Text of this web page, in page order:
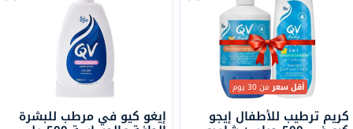
أقل سعرمن 30 يوم
كريم ترطيب للأطفال إيجو إيغو كيو في مرطب للبشرة